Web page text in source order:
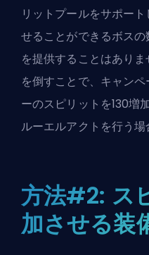
リットプールをサポー
せることができるボス
を提供することはあり
を倒すことで、キャン
ーのスピリットを130増
ルーエルアクトを行う場
方法#2: ス
加させる装